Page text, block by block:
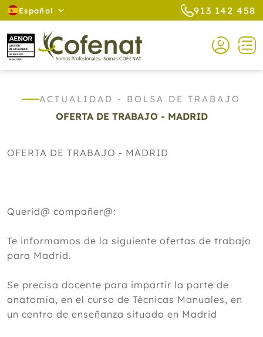
Español 913 142 458
ACTUALIDAD - BOLSA DE TRABAJO
OFERTA DE TRABAJO - MADRID
OFERTA DE TRABAJO - MADRID
Querid@ compañer@:
Te informamos de la siguiente ofertas de trabajo
para Madrid.
Se precisa docente para impartir la parte de
anatomía, en el curso de Técnicas Manuales, en
un centro de enseñanza situado en Madrid